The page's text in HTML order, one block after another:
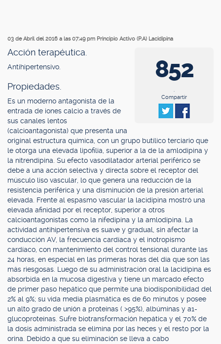
03 de Abril del 2016 a las 07:49 pm Principio Activo (P.A) Lacidipina
852
.
Compartir
Acción terapéutica.
Antihipertensivo.
Propiedades.
Es un moderno antagonista de la
entrada de iones calcio a través de
sus canales lentos
(calcioantagonista) que presenta una
original estructura química, con un grupo butílico terciario que
le otorga una elevada lipofilia, superior a la de la amlodipina y
la nitrendipina. Su efecto vasodilatador arterial periférico se
debe a una acción selectiva y directa sobre el receptor del
músculo liso vascular, lo que genera una reducción de la
resistencia periférica y una disminución de la presión arterial
elevada. Frente al espasmo vascular la lacidipina mostró una
elevada afinidad por el receptor, superior a otros
calcioantagonistas como la nifedipina y la amlodipina. La
actividad antihipertensiva es suave y gradual, sin afectar la
conducción AV, la frecuencia cardíaca y el inotropismo
cardíaco, con mantenimiento del control tensional durante las
24 horas, en especial en las primeras horas del día que son las
más riesgosas. Luego de su administración oral la lacidipina es
absorbida en la mucosa digestiva y tiene un marcado efecto
de primer paso hepático que permite una biodisponibilidad del
2% al 9%; su vida media plasmática es de 60 minutos y posee
un alto grado de unión a proteínas ( >95%), albúminas y a1-
glucoproteínas. Sufre biotransformación hepática y el 70% de
la dosis administrada se elimina por las heces y el resto por la
orina. Debido a que su eliminación se lleva a cabo